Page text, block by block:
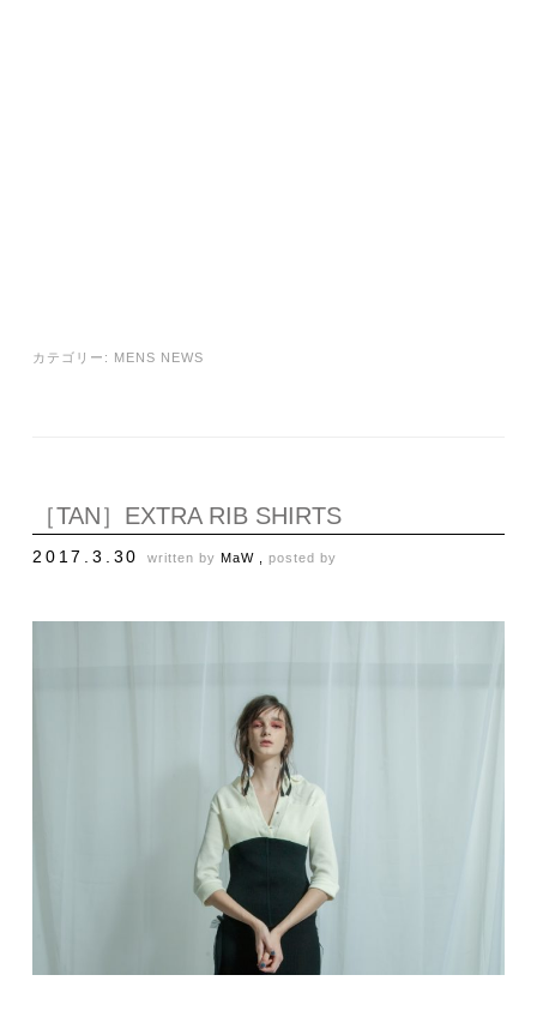
カテゴリー: MENS NEWS
［TAN］EXTRA RIB SHIRTS
2017.3.30 written by MaW , posted by